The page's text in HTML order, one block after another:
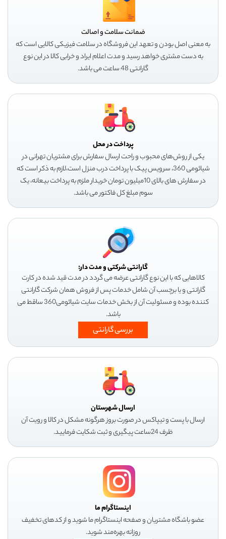
ضمانت سلامت و اصالت
به معنی اصل بودن و تعهد این فروشگاه در سلامت فیزیکی کالایی است که
به دست مشتری خواهد رسید و مدت اعلام ایراد و خرابی کالا در این نوع
گارانتی 48 ساعت می باشد.
پرداخت در محل
یکی از روش‌های محبوب و راحت ارسال سفارش برای مشتریان تهرانی در
شیائومی 360، سرویس پیک با پرداخت درب منزل است،لازم به ذکر است که
در سفارش های بالای 10میلیون تومان خریدار ملزم به پرداخت بیعانه، یک
سوم مبلغ کل فاکتور می باشد.
گارانتی شرکتی و مدت دار:
کالاهایی که با این نوع گارانتی عرضه می گردد در مدت قید شده در کارت
گارانتی و یا برچسب آن شامل خدمات پس از فروش همان شرکت گارانتی
کننده بوده و مسئولیت آن از بخش خدمات سایت شیائومی360 ساقط می
باشد.
بررسی گارانتی
ارسال شهرستان
ارسال با پست و تیپاکس در صورت بروز هرگونه مشکل در کالا و رویت آن
ظرف 24ساعت پیگیری و ثبت شکایت فرمایید.
اینستاگرام ما
عضو باشگاه مشتریان و صفحه اینستاگرام ما شوید و از کدهای تخفیف
روزانه بهره‌مند شوید.